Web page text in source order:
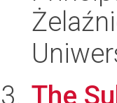
The